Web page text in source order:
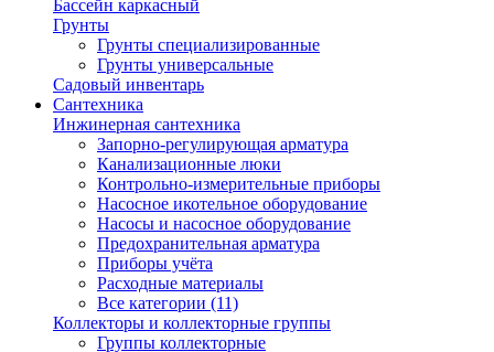
Бассейн каркасный
Грунты
Грунты специализированные
Грунты универсальные
Садовый инвентарь
Сантехника
Инжинерная сантехника
Запорно-регулирующая арматура
Канализационные люки
Контрольно-измерительные приборы
Насосное икотельное оборудование
Насосы и насосное оборудование
Предохранительная арматура
Приборы учёта
Расходные материалы
Все категории (11)
Коллекторы и коллекторные группы
Группы коллекторные